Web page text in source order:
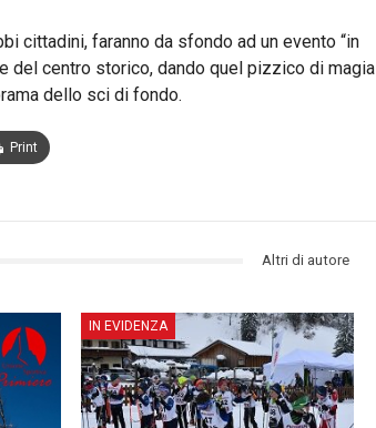
cittadini, faranno da sfondo ad un evento “in
del centro storico, dando quel pizzico di magia
dello sci di fondo.
Print
Altri di autore
IN EVIDENZA